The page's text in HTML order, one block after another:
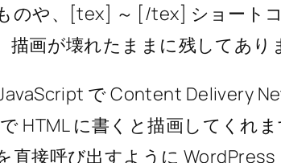
のや、[tex] ～ [/tex] ショート
描画が壊れたままに残してあり
で Content Delivery
HTML に書くと描画してくれ
直接呼び出すように